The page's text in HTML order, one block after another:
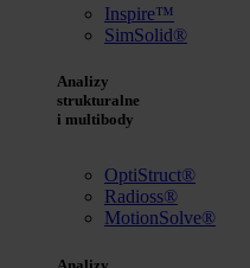
Inspire™
SimSolid®
Analizy
strukturalne
i multibody
OptiStruct®
Radioss®
MotionSolve®